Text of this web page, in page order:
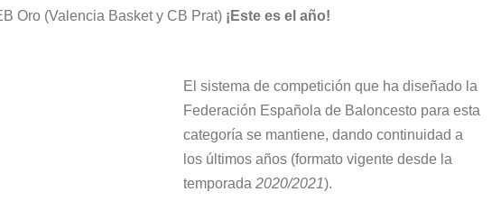
Oro (Valencia Basket y CB Prat) ¡Este es el año!
El sistema de competición que ha diseñado la
Federación Española de Baloncesto para esta
categoría se mantiene, dando continuidad a
los últimos años (formato vigente desde la
temporada 2020/2021).